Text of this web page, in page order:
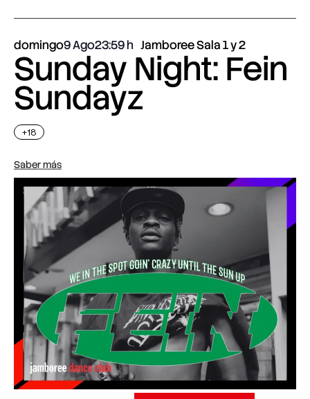
domingo9 Ago23:59 Jamboree Sala 1 y 2
Sunday Night: Fein
Sundayz
+18
Saber más